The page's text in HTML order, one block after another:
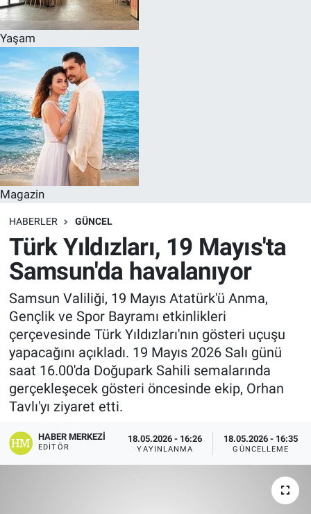
Yaşam
Magazin
HABERLER GÜNCEL
Türk Yıldızları, 19 Mayıs'ta
Samsun'da havalanıyor
Samsun Valiliği, 19 Mayıs Atatürk'ü Anma,
Gençlik ve Spor Bayramı etkinlikleri
çerçevesinde Türk Yıldızları'nın gösteri uçuşu
yapacağını açıkladı. 19 Mayıs 2026 Salı günü
saat 16.00'da Doğupark Sahili semalarında
gerçekleşecek gösteri öncesinde ekip, Orhan
Tavlı'yı ziyaret etti.
HABER MERKEZI
EDITÖR
18.05.2026 - 16:26
YAYINLANMA
18.05.2026 - 16:35
GÜNCELLEME